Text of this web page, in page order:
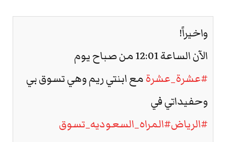
واخيراً!
الآن الساعة 12:01 من صباح يوم
#عشرة_عشرةمع ابنتي ريم وهي تسوق بي
وحفيداتي في
#الرياض#المراه_السعوديه_تسوق